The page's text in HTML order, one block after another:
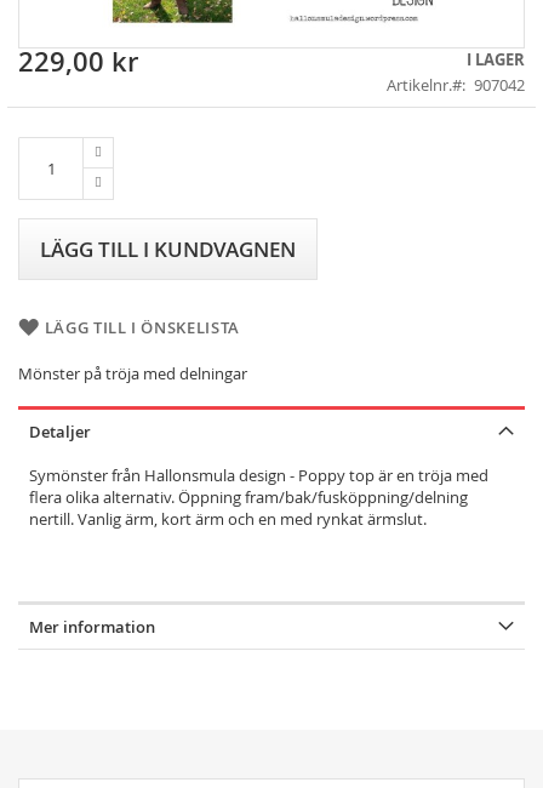
Skip
the
229,00 kr
I LAGER
Artikelnr.
907042
LÄGG TILL I KUNDVAGNEN
LÄGG TILL I ÖNSKELISTA
Mönster på tröja med delningar
Detaljer
Symönster från Hallonsmula design - Poppy top är en tröja med
flera olika alternativ. Öppning fram/bak/fusköppning/delning
nertill. Vanlig ärm, kort ärm och en med rynkat ärmslut.
Mer information